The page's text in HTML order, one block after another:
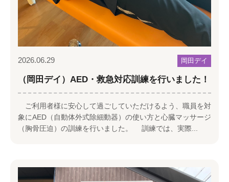
2026.06.29 岡田デイ
（岡田デイ）AED・救急対応訓練を行いました！
ご利用者様に安心して過ごしていただけるよう、職員を対
象にAED（自動体外式除細動器）の使い方と心臓マッサージ
（胸骨圧迫）の訓練を行いました。 訓練では、実際...